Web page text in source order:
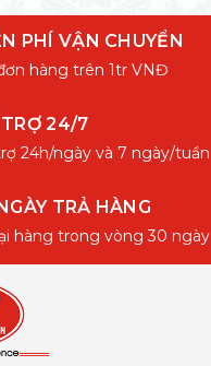
PHÍ VẬN CHUYỂN
hàng trên 1tr VNĐ
24/7
24h/ngày và 7 ngày/tuần
TRẢ HÀNG
hàng trong vòng 30 ngày